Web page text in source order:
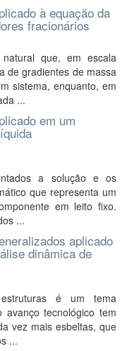
à equação da
fracionários
que, em escala
de gradientes de massa
sistema, enquanto, em
...
em um
a solução e os
que representa um
em leito fixo.
...
aplicado
dinâmica de
é um tema
tecnológico tem
vez mais esbeltas, que
...